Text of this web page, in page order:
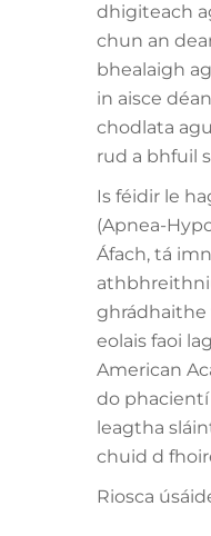
dhigiteach
chun an
bhealaigh
in aisce
chodlata
rud a bhfuil
Is féidir le
(Apnea-
Áfach, tá
ghrádhaithe
eolais faoi
American
do phacientí
leagtha
chuid d
Riosca